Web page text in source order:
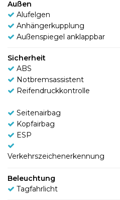
Außen
Alufelgen
Anhängerkupplung
Außenspiegel anklappbar
Sicherheit
ABS
Notbremsassistent
Reifendruckkontrolle
Seitenairbag
Kopfairbag
ESP
Verkehrszeichenerkennung
Beleuchtung
Tagfahrlicht